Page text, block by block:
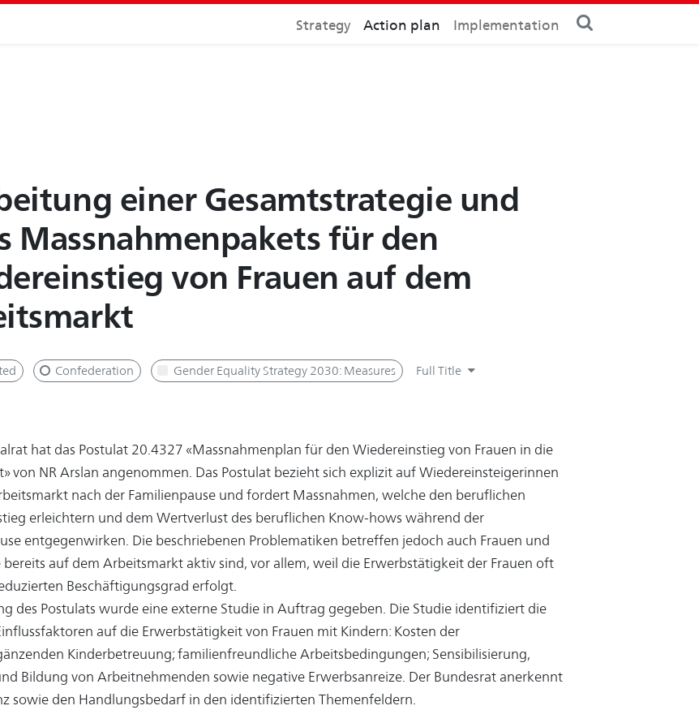
Strategy Action plan Implementation
einer Gesamtstrategie und
Massnahmenpakets für den
von Frauen auf dem
Confederation Gender Equality Strategy 2030: Measures Full Title
hat das Postulat 20.4327 «Massnahmenplan für den Wiedereinstieg von Frauen in die
von NR Arslan angenommen. Das Postulat bezieht sich explizit auf Wiedereinsteigerinnen
nach der Familienpause und fordert Massnahmen, welche den beruflichen
erleichtern und dem Wertverlust des beruflichen Know-hows während der
entgegenwirken. Die beschriebenen Problematiken betreffen jedoch auch Frauen und
auf dem Arbeitsmarkt aktiv sind, vor allem, weil die Erwerbstätigkeit der Frauen oft
Beschäftigungsgrad erfolgt.
des Postulats wurde eine externe Studie in Auftrag gegeben. Die Studie identifiziert die
auf die Erwerbstätigkeit von Frauen mit Kindern: Kosten der
Kinderbetreuung; familienfreundliche Arbeitsbedingungen; Sensibilisierung,
Bildung von Arbeitnehmenden sowie negative Erwerbsanreize. Der Bundesrat anerkennt
sowie den Handlungsbedarf in den identifizierten Themenfeldern.